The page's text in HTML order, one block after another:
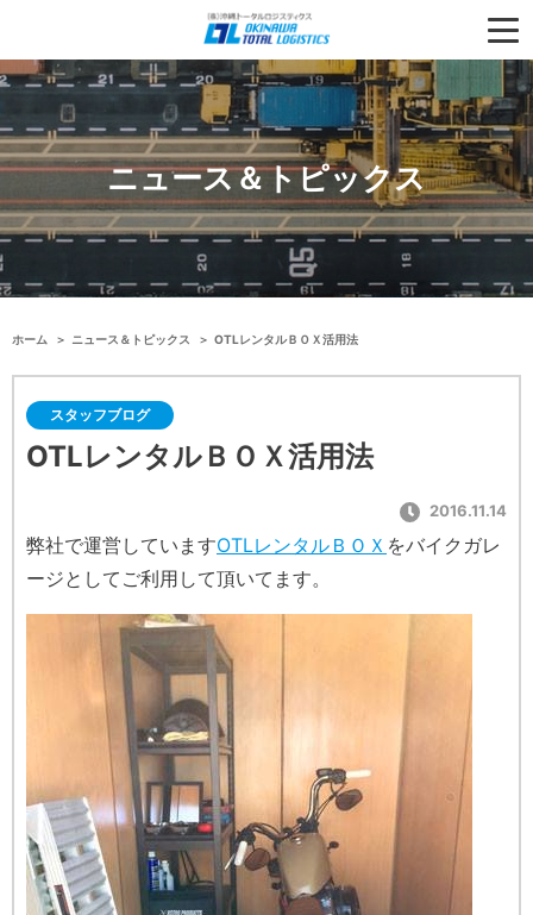
ニュース＆トピックス
ホーム ニュース＆トピックス OTLレンタルＢＯＸ活用法
スタッフブログ
OTLレンタルＢＯＸ活用法
2016.11.14
弊社で運営していますOTLレンタルＢＯＸ をバイクガレ
ージとしてご利用して頂いてます。